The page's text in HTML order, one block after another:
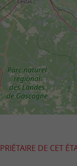
DE CET